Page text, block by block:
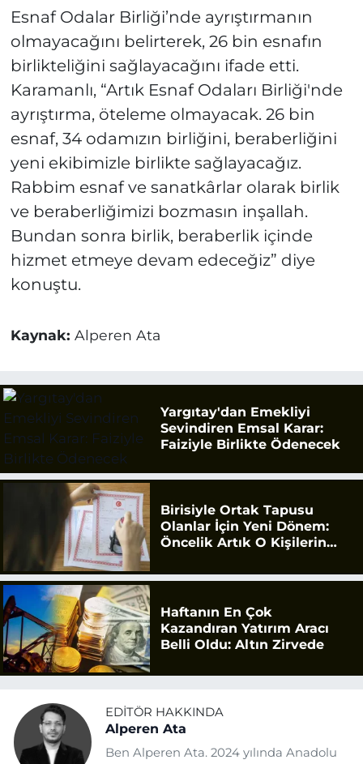
Esnaf Odalar Birliği’nde ayrıştırmanın
olmayacağını belirterek, 26 bin esnafın
birlikteliğini sağlayacağını ifade etti.
Karamanlı, “Artık Esnaf Odaları Birliği'nde
ayrıştırma, öteleme olmayacak. 26 bin
esnaf, 34 odamızın birliğini, beraberliğini
yeni ekibimizle birlikte sağlayacağız.
Rabbim esnaf ve sanatkârlar olarak birlik
ve beraberliğimizi bozmasın inşallah.
Bundan sonra birlik, beraberlik içinde
hizmet etmeye devam edeceğiz” diye
konuştu.
Kaynak: Alperen Ata
Yargıtay'dan Emekliyi
Sevindiren Emsal Karar:
Faiziyle Birlikte Ödenecek
Birisiyle Ortak Tapusu
Olanlar İçin Yeni Dönem:
Öncelik Artık O Kişilerin
Haftanın En Çok
Kazandıran Yatırım Aracı
Belli Oldu: Altın Zirvede
EDITÖR HAKKINDA
Alperen Ata
Ben Alperen Ata. 2024 yılında Anadolu